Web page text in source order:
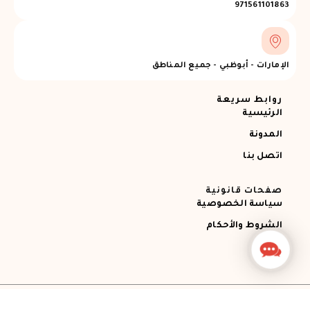
971561101863
الإمارات - أبوظبي - جميع المناطق
روابط سريعة
الرئيسية
المدونة
اتصل بنا
صفحات قانونية
سياسة الخصوصية
الشروط والأحكام
Contact
Us